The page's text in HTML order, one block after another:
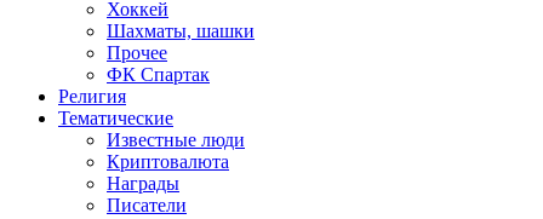
Хоккей
Шахматы, шашки
Прочее
ФК Спартак
Религия
Тематические
Известные люди
Криптовалюта
Награды
Писатели